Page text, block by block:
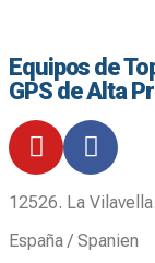
Equipos de
GPS de Alta
12526. La
España / Spanien